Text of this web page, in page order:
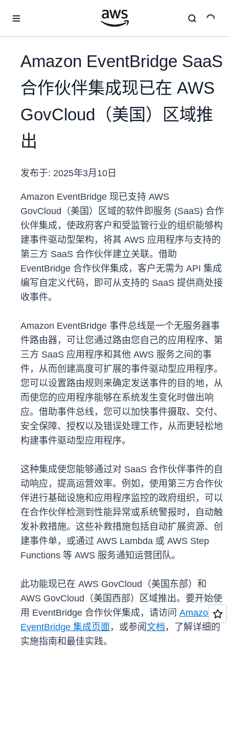
Amazon EventBridge SaaS
合作伙伴集成现已在 AWS
GovCloud（美国）区域推
出
发布于: 2025年3月10日
Amazon EventBridge 现已支持 AWS
GovCloud（美国）区域的软件即服务 (SaaS) 合作
伙伴集成，使政府客户和受监管行业的组织能够构
建事件驱动型架构，将其 AWS 应用程序与支持的
第三方 SaaS 合作伙伴建立关联。借助
EventBridge 合作伙伴集成，客户无需为 API 集成
编写自定义代码，即可从支持的 SaaS 提供商处接
收事件。
Amazon EventBridge 事件总线是一个无服务器事
件路由器，可让您通过路由您自己的应用程序、第
三方 SaaS 应用程序和其他 AWS 服务之间的事
件，从而创建高度可扩展的事件驱动型应用程序。
您可以设置路由规则来确定发送事件的目的地，从
而使您的应用程序能够在系统发生变化时做出响
应。借助事件总线，您可以加快事件摄取、交付、
安全保障、授权以及错误处理工作，从而更轻松地
构建事件驱动型应用程序。
这种集成使您能够通过对 SaaS 合作伙伴事件的自
动响应，提高运营效率。例如，使用第三方合作伙
伴进行基础设施和应用程序监控的政府组织，可以
在合作伙伴检测到性能异常或系统警报时，自动触
发补救措施。这些补救措施包括自动扩展资源、创
建事件单，或通过 AWS Lambda 或 AWS Step
Functions 等 AWS 服务通知运营团队。
此功能现已在 AWS GovCloud（美国东部）和
AWS GovCloud（美国西部）区域推出。要开始使
用 EventBridge 合作伙伴集成，请访问 Amazon
EventBridge 集成页面 ，或参阅 文档 ，了解详细的
实施指南和最佳实践。